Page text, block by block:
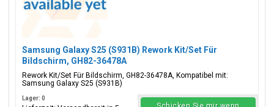
Samsung Galaxy S25 (S931B) Rework Kit/Set Für
Bildschirm, GH82-36478A
Rework Kit/Set Für Bildschirm, GH82-36478A, Kompatibel mit:
Samsung Galaxy S25 (S931B)
Lager: 0